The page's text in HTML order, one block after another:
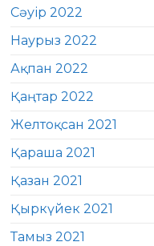
Сәуір 2022
Наурыз 2022
Ақпан 2022
Қаңтар 2022
Желтоқсан 2021
Қараша 2021
Қазан 2021
Қыркүйек 2021
Тамыз 2021